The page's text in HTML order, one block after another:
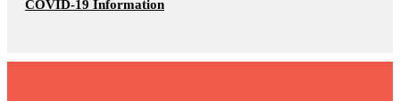
COVID-19 Information